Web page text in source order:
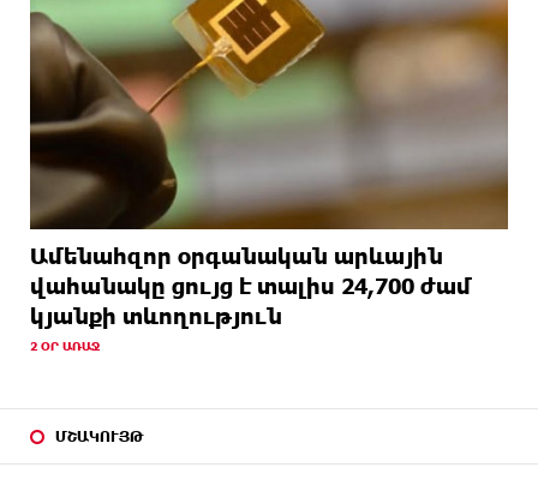
Ամենահզոր օրգանական արևային
վահանակը ցույց է տալիս 24,700 ժամ
կյանքի տևողություն
2 ՕՐ ԱՌԱՋ
ՄՇԱԿՈՒՅԹ